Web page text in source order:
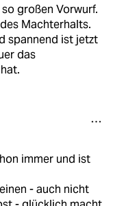
großen Vorwurf.
Machterhalts.
spannend ist jetzt
das
immer und ist
- auch nicht